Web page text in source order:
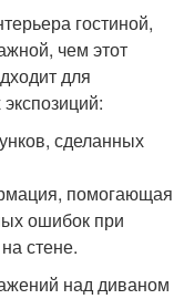
гостиной,
чем этот
для
сделанных
помогающая
ошибок при
стене.
над диваном